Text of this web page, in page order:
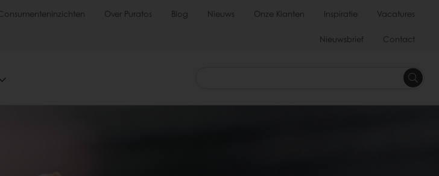
Over Puratos Blog Nieuws Onze Klanten Inspiratie Vacatures
Nieuwsbrief Contact